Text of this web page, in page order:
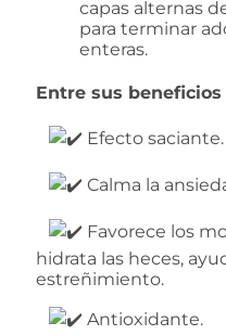
capas alternas
para terminar
enteras.
Entre sus
Efecto saciante.
Calma la
Favorece los
hidrata las heces,
estreñimiento.
Antioxidante.